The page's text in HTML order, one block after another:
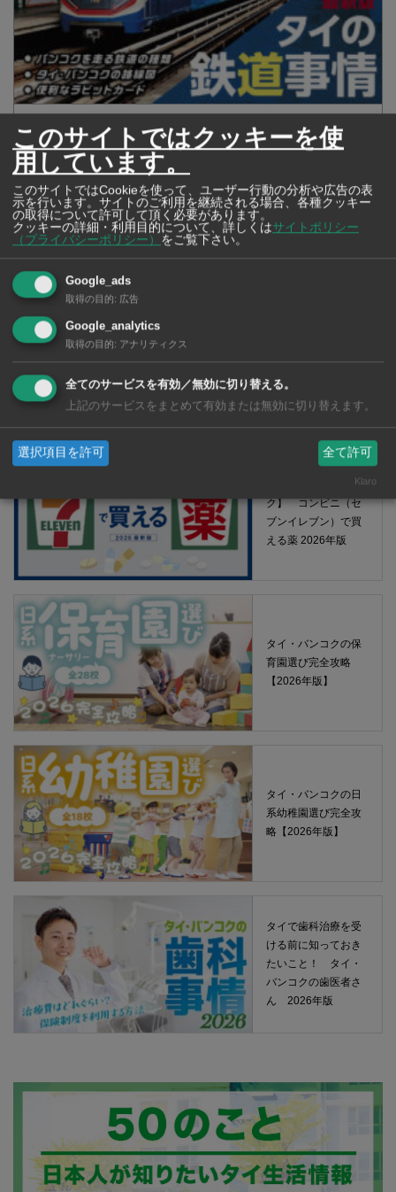
【タイ・バンコク】 マルシェトンロー内の「TOPS」で買える薬
2026年版
ク】 コンビニ（セ
ブンイレブン）で買
える薬 2026年版
タイ・バンコクの保
育園選び完全攻略
【2026年版】
タイ・バンコクの日
系幼稚園選び完全攻
略【2026年版】
タイで歯科治療を受
ける前に知っておき
たいこと！ タイ・
バンコクの歯医者さ
ん 2026年版
このサイトではクッキーを使
用しています。
このサイトではCookieを使って、ユーザー行動の分析や広告の表
示を行います。サイトのご利用を継続される場合、各種クッキー
の取得について許可して頂く必要があります。
クッキーの詳細・利用目的について、詳しくはサイトポリシー
（プライバシーポリシー）
をご覧下さい。
Google_ads
取得の目的: 広告
Google_analytics
取得の目的: アナリティクス
全てのサービスを有効／無効に切り替える。
上記のサービスをまとめて有効または無効に切り替えます。
選択項目を許可 全て許可
Klaro